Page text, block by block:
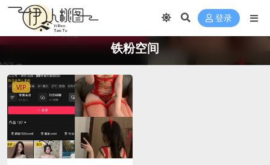
登录
铁粉空间
VIP